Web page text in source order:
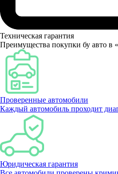
Техническая гарантия
Преимущества покупки бу авто в
Проверенные автомобили
Каждый автомобиль проходит
Юридическая гарантия